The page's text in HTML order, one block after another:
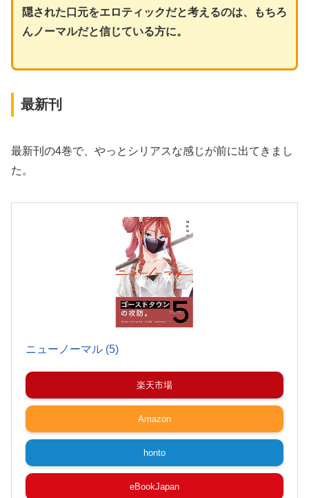
隠された口元をエロティックだと考えるのは、もちろ
んノーマルだと信じている方に。
最新刊
最新刊の4巻で、やっとシリアスな感じが前に出てきまし
た。
ニューノーマル (5)
楽天市場
Amazon
honto
eBookJapan